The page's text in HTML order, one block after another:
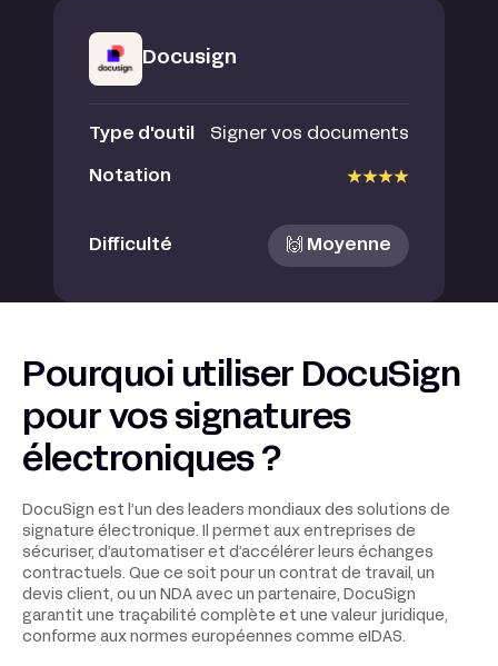
Docusign
Type d'outil Signer vos documents
Notation
Difficulté 🙌 Moyenne
Pourquoi utiliser DocuSign
pour vos signatures
électroniques ?
DocuSign est l’un des leaders mondiaux des solutions de
signature électronique. Il permet aux entreprises de
sécuriser, d’automatiser et d’accélérer leurs échanges
contractuels. Que ce soit pour un contrat de travail, un
devis client, ou un NDA avec un partenaire, DocuSign
garantit une traçabilité complète et une valeur juridique,
conforme aux normes européennes comme eIDAS.